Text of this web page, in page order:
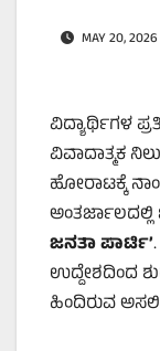
MAY 20, 2026
ವಿದ್ಯಾರ್ಥಿಗಳ
ವಿವಾದಾತ್ಮಕ
ಹೋರಾಟಕ್ಕೆ
ಅಂತರ್ಜಾಲದಲ್ಲಿ
ಜನತಾ ಪಾರ್ಟಿ’
ಉದ್ದೇಶದಿಂದ
ಹಿಂದಿರುವ